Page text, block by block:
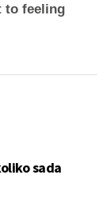
to feeling
sada